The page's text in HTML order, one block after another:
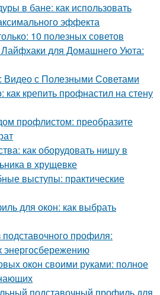
в бане: как использовать
эффекта
10 полезных советов
для Домашнего Уюта:
с Полезными Советами
как крепить профнастил на стену
профлистом: преобразите
как оборудовать нишу в
в хрущевке
выступы: практические
для окон: как выбрать
подставочного профиля:
энергосбережению
окон своими руками: полное